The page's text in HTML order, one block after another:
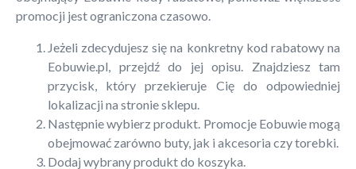
promocji jest ograniczona czasowo.
Jeżeli zdecydujesz się na konkretny kod rabatowy na
Eobuwie.pl, przejdź do jej opisu. Znajdziesz tam
przycisk, który przekieruje Cię do odpowiedniej
lokalizacji na stronie sklepu.
Następnie wybierz produkt. Promocje Eobuwie mogą
obejmować zarówno buty, jak i akcesoria czy torebki.
Dodaj wybrany produkt do koszyka.